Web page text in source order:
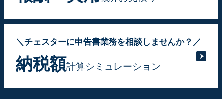
＼チェスターに申告書業務を相談しませんか？／
納税額計算シミュレーション